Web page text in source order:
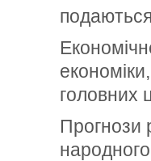
головних
Прогнози